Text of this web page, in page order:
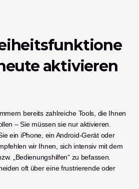
aktivieren
bereits zahlreiche Tools, die Ihnen
– Sie müssen sie nur aktivieren.
ein iPhone, ein Android-Gerät oder
wir Ihnen, sich intensiv mit dem
„Bedienungshilfen“ zu befassen.
oft über eine frustrierende oder